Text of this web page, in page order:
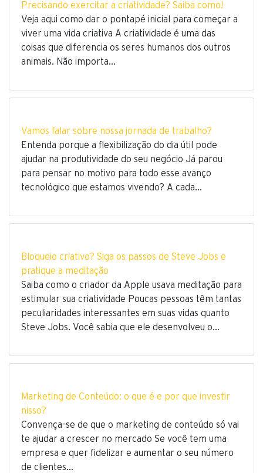
Precisando exercitar a criatividade? Saiba como!
Veja aqui como dar o pontapé inicial para começar a
viver uma vida criativa A criatividade é uma das
coisas que diferencia os seres humanos dos outros
animais. Não importa…
Vamos falar sobre nossa jornada de trabalho?
Entenda porque a flexibilização do dia útil pode
ajudar na produtividade do seu negócio Já parou
para pensar no motivo para todo esse avanço
tecnológico que estamos vivendo? A cada…
Bloqueio criativo? Siga os passos de Steve Jobs e
pratique a meditação
Saiba como o criador da Apple usava meditação para
estimular sua criatividade Poucas pessoas têm tantas
peculiaridades interessantes em suas vidas quanto
Steve Jobs. Você sabia que ele desenvolveu o…
Marketing de Conteúdo: o que é e por que investir
nisso?
Convença-se de que o marketing de conteúdo só vai
te ajudar a crescer no mercado Se você tem uma
empresa e quer fidelizar e aumentar o seu número
de clientes…